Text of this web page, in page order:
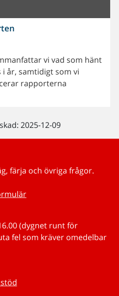
vi vad som hänt
år, samtidigt som vi
rapporterna
2025-12-09
färja och övriga frågor.
(dygnet runt för
fel som kräver omedelbar